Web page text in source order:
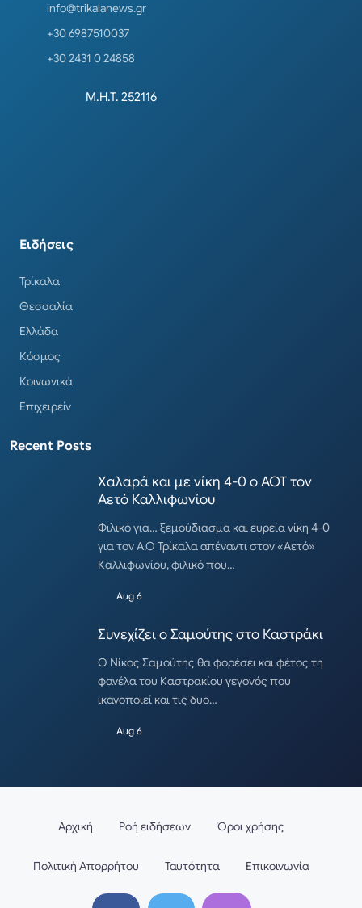
info@trikalanews.gr
+30 6987510037
+30 2431 0 24858
Μ.Η.Τ. 252116
Ειδήσεις
Τρίκαλα
Θεσσαλία
Ελλάδα
Κόσμος
Κοινωνικά
Επιχειρείν
Recent Posts
Χαλαρά και με νίκη 4-0 ο ΑΟΤ τον
Αετό Καλλιφωνίου
Φιλικό για… ξεμούδιασμα και ευρεία νίκη 4-0
για τον Α.Ο Τρίκαλα απέναντι στον «Αετό»
Καλλιφωνίου, φιλικό που…
Aug 6
Συνεχίζει ο Σαμούτης στο Καστράκι
Ο Νίκος Σαμούτης θα φορέσει και φέτος τη
φανέλα του Καστρακίου γεγονός που
ικανοποιεί και τις δυο…
Aug 6
Αρχική Ροή ειδήσεων Όροι χρήσης
Πολιτική Απορρήτου Ταυτότητα Επικοινωνία